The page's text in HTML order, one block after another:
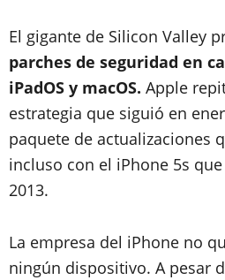
El gigante de Silicon Valley
parches de seguridad en
iPadOS y macOS. Apple
estrategia que siguió en
paquete de actualizaciones
incluso con el iPhone 5s
2013.
La empresa del iPhone no
ningún dispositivo. A pesar